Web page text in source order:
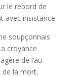
le rebord de
avec insistance.
soupçonnais
croyance
de l’au-
de la mort,